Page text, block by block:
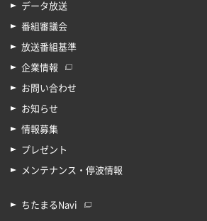
データ放送
番組審議会
放送番組基準
企業情報
お問い合わせ
お知らせ
情報募集
プレゼント
メンテナンス・停波情報
ちたまるNavi